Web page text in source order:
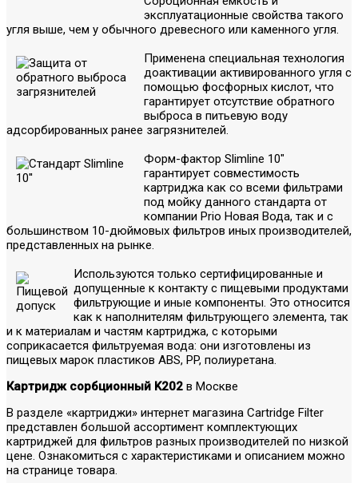
эксплуатационные свойства такого
угля выше, чем у обычного древесного или каменного угля.
Применена специальная технология
доактивации активированного угля с
помощью фосфорных кислот, что
гарантирует отсутствие обратного
выброса в питьевую воду
адсорбированных ранее загрязнителей.
Форм-фактор Slimline 10"
гарантирует совместимость
картриджа как со всеми фильтрами
под мойку данного стандарта от
компании Prio Новая Вода, так и с
большинством 10-дюймовых фильтров иных производителей,
представленных на рынке.
Используются только сертифицированные и
допущенные к контакту с пищевыми продуктами
фильтрующие и иные компоненты. Это относится
как к наполнителям фильтрующего элемента, так
и к материалам и частям картриджа, с которыми
соприкасается фильтруемая вода: они изготовлены из
пищевых марок пластиков ABS, PP, полиуретана.
Картридж сорбционный K202 в Москве
В разделе «картриджи» интернет магазина Cartridge Filter
представлен большой ассортимент комплектующих
картриджей для фильтров разных производителей по низкой
цене. Ознакомиться с характеристиками и описанием можно
на странице товара.